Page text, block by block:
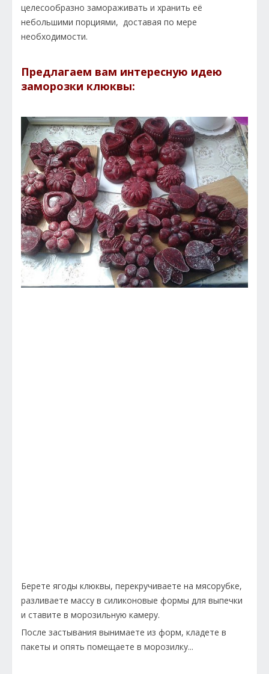
целесообразно замораживать и хранить её
небольшими порциями, доставая по мере
необходимости.
Предлагаем вам интересную идею
заморозки клюквы:
Берете ягоды клюквы, перекручиваете на мясорубке,
разливаете массу в силиконовые формы для выпечки
и ставите в морозильную камеру.
После застывания вынимаете из форм, кладете в
пакеты и опять помещаете в морозилку...